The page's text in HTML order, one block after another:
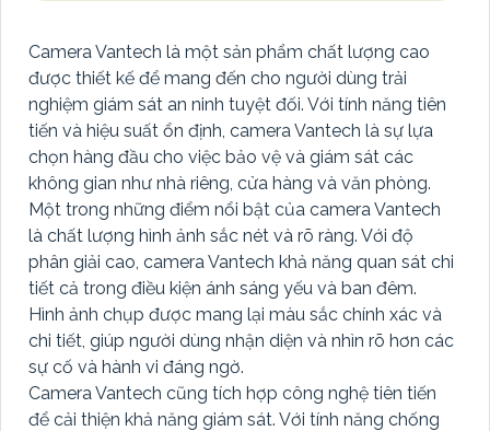
Camera Vantech là một sản phẩm chất lượng cao
được thiết kế để mang đến cho người dùng trải
nghiệm giám sát an ninh tuyệt đối. Với tính năng tiên
tiến và hiệu suất ổn định, camera Vantech là sự lựa
chọn hàng đầu cho việc bảo vệ và giám sát các
không gian như nhà riêng, cửa hàng và văn phòng.
Một trong những điểm nổi bật của camera Vantech
là chất lượng hình ảnh sắc nét và rõ ràng. Với độ
phân giải cao, camera Vantech khả năng quan sát chi
tiết cả trong điều kiện ánh sáng yếu và ban đêm.
Hình ảnh chụp được mang lại màu sắc chính xác và
chi tiết, giúp người dùng nhận diện và nhìn rõ hơn các
sự cố và hành vi đáng ngờ.
Camera Vantech cũng tích hợp công nghệ tiên tiến
để cải thiện khả năng giám sát. Với tính năng chống